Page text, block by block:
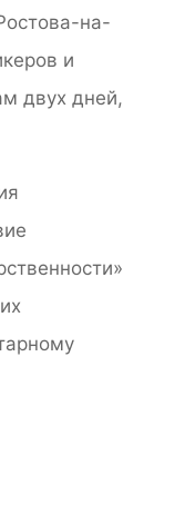
на-
и
двух дней,